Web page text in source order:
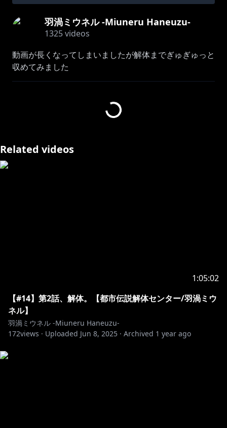
羽渦ミウネル -Miuneru Haneuzu-
1325videos
動画が長くなってしまいましたが解体までぎゅぎゅっと
収めてみました
https://www.youtube.com/playlist?
公式サイト：https://umdc.shueisha-games.com/
・たまにメンバー限定の配信もあるよ！
･･･････････････････････････････
Related videos
1:05:02
【#14】第2話、解体。【都市伝説解体センター/羽渦ミウ
ネル】
羽渦ミウネル -Miuneru Haneuzu-
172views · Uploaded Jun 8, 2025 · Archived 1 year ago